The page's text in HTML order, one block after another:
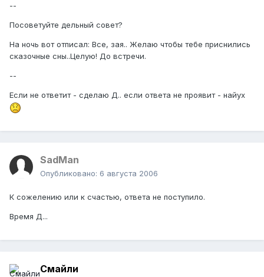
--
Посоветуйте дельный совет?
На ночь вот отписал: Все, зая.. Желаю чтобы тебе приснились
сказочные сны..Целую! До встречи.
--
Если не ответит - сделаю Д.. если ответа не проявит - найух
SadMan
Опубликовано: 6 августа 2006
К сожелению или к счастью, ответа не поступило.
Время Д...
Смайли